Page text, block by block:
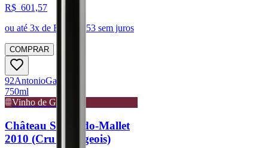
R$ 601,57
ou até 3x de R$ 200,53 sem juros
COMPRAR
92AntonioGalloni
750ml
Vinho de Guarda
Château Sociando-Mallet
2010 (Cru Bourgeois)